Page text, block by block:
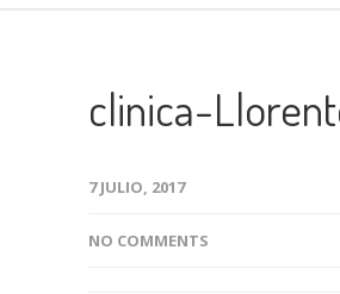
clinica-
7 JULIO, 2017
NO COMMENTS